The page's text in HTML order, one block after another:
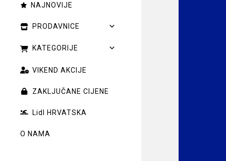
NAJNOVIJE
PRODAVNICE
KATEGORIJE
VIKEND AKCIJE
ZAKLJUČANE CIJENE
Lidl HRVATSKA
O NAMA